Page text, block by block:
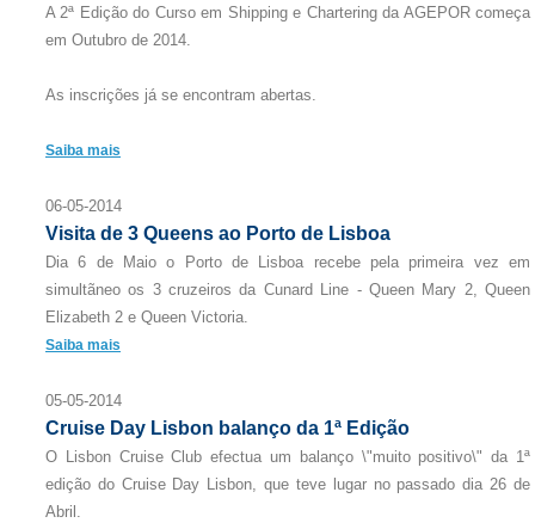
A 2ª Edição do Curso em Shipping e Chartering da AGEPOR começa
em Outubro de 2014.
As inscrições já se encontram abertas.
Saiba mais
06-05-2014
Visita de 3 Queens ao Porto de Lisboa
Dia 6 de Maio o Porto de Lisboa recebe pela primeira vez em
simultãneo os 3 cruzeiros da Cunard Line - Queen Mary 2, Queen
Elizabeth 2 e Queen Victoria.
Saiba mais
05-05-2014
Cruise Day Lisbon balanço da 1ª Edição
O Lisbon Cruise Club efectua um balanço \"muito positivo\" da 1ª
edição do Cruise Day Lisbon, que teve lugar no passado dia 26 de
Abril.